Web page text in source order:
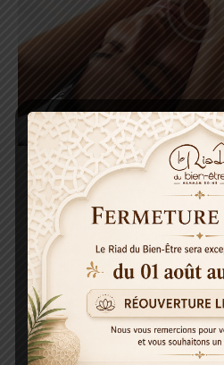
RITUEL
Les
1
Duo :
Trio :